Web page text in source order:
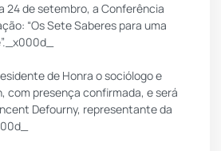
24 de setembro, a Conferência
“Os Sete Saberes para uma
de Honra o sociólogo e
com presença confirmada, e será
Defourny, representante da